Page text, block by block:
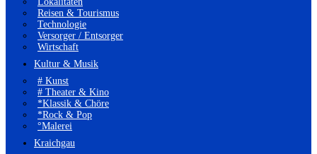
Reisen & Tourismus
Technologie
Versorger / Entsorger
Wirtschaft
Kultur & Musik
# Kunst
# Theater & Kino
*Klassik & Chöre
*Rock & Pop
°Malerei
Kraichgau